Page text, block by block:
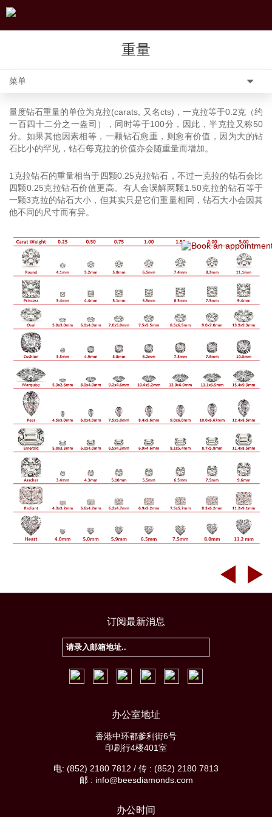
重量
菜单
量度钻石重量的单位为克拉(carats, 又名cts)，一克拉等于0.2克（约
一百四十二分之一盎司），同时等于100分，因此，半克拉又称50
分。如果其他因素相等，一颗钻石愈重，则愈有价值，因为大的钻
石比小的罕见，钻石每克拉的价值亦会随重量而增加。
1克拉钻石的重量相当于四颗0.25克拉钻石，不过一克拉的钻石会比
四颗0.25克拉钻石价值更高。有人会误解两颗1.50克拉的钻石等于
一颗3克拉的钻石大小，但其实只是它们重量相同，钻石大小会因其
他不同的尺寸而有异。
订阅最新消息
办公室地址
香港中环都爹利街6号
印刷行4楼401室
电: (852) 2180 7812 / 传 : (852) 2180 7813
邮 : info@beesdiamonds.com
办公时间